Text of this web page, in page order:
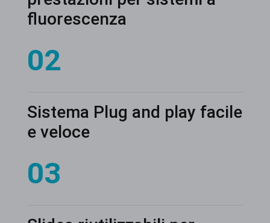
fluorescenza
02
Sistema Plug and play facile
e veloce
03